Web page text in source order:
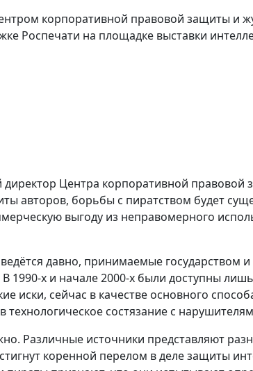
корпоративной правовой защиты и
Роспечати на площадке выставки
Центра корпоративной правовой
авторов, борьбы с пиратством будет
выгоду из неправомерного
давно, принимаемые государством
1990-х и начале 2000-х были доступны
иски, сейчас в качестве основного
состязание с
Различные источники представляют
коренной перелом в деле защиты